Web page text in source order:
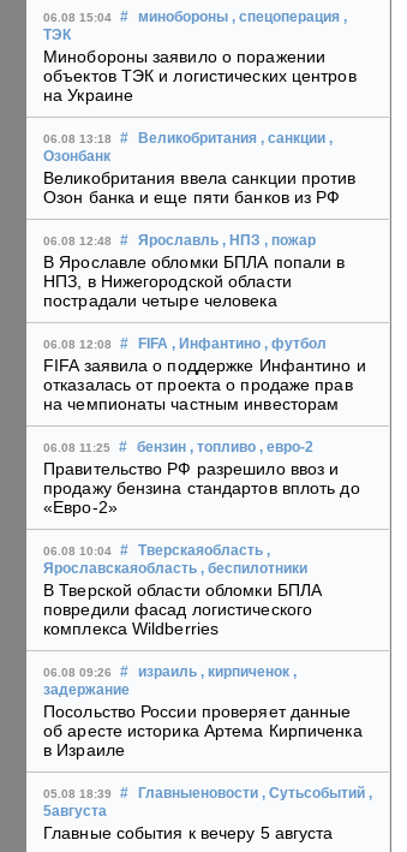
06.08 15:04 # минобороны , спецоперация ,
ТЭК
Минобороны заявило о поражении
объектов ТЭК и логистических центров
на Украине
06.08 13:18 # Великобритания , санкции ,
Озонбанк
Великобритания ввела санкции против
Озон банка и еще пяти банков из РФ
06.08 12:48 # Ярославль , НПЗ , пожар
В Ярославле обломки БПЛА попали в
НПЗ, в Нижегородской области
пострадали четыре человека
06.08 12:08 # FIFA , Инфантино , футбол
FIFA заявила о поддержке Инфантино и
отказалась от проекта о продаже прав
на чемпионаты частным инвесторам
06.08 11:25 # бензин , топливо , евро-2
Правительство РФ разрешило ввоз и
продажу бензина стандартов вплоть до
«Евро-2»
06.08 10:04 # Тверскаяобласть ,
Ярославскаяобласть , беспилотники
В Тверской области обломки БПЛА
повредили фасад логистического
комплекса Wildberries
06.08 09:26 # израиль , кирпиченок ,
задержание
Посольство России проверяет данные
об аресте историка Артема Кирпиченка
в Израиле
05.08 18:39 # Главныеновости , Сутьсобытий ,
5августа
Главные события к вечеру 5 августа